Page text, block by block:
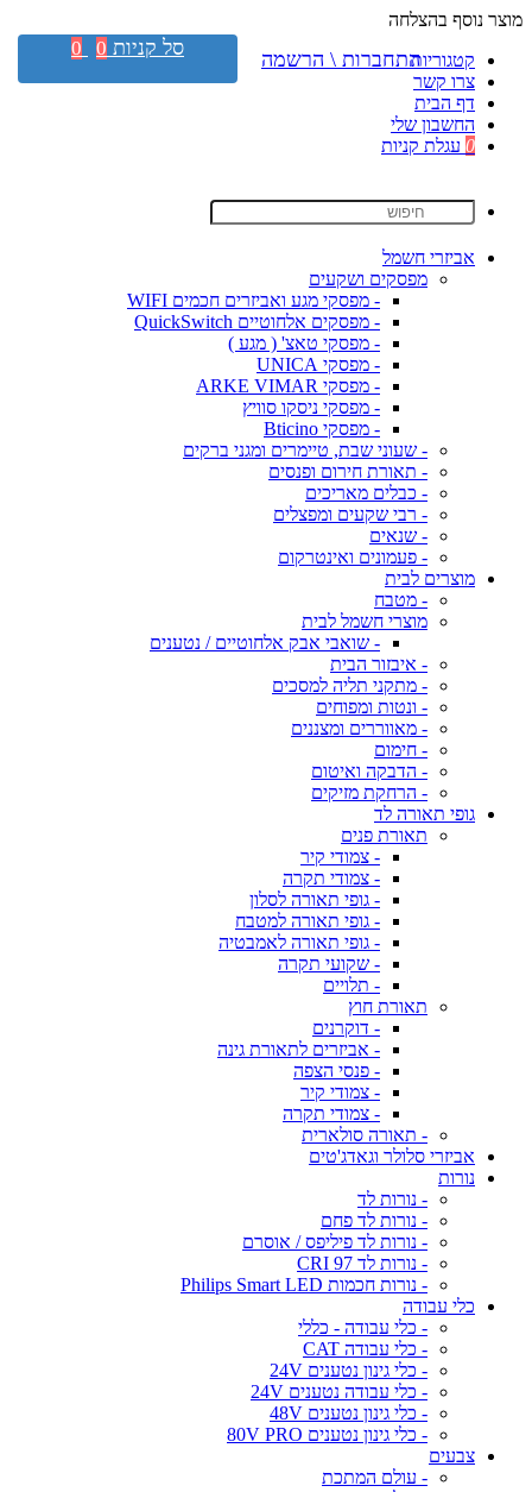
מוצר נוסף בהצלחה
קטגוריות
צרו קשר
דף הבית
החשבון שלי
0 עגלת קניות
אביזרי חשמל
מפסקים ושקעים
- מפסקי מגע ואביזרים חכמים WIFI
- מפסקים אלחוטיים QuickSwitch
- מפסקי טאצ' ( מגע )
- מפסקי UNICA
- מפסקי ARKE VIMAR
- מפסקי ניסקו סוויץ
- מפסקי Bticino
- שעוני שבת, טיימרים ומגני ברקים
- תאורת חירום ופנסים
- כבלים מאריכים
- רבי שקעים ומפצלים
- שנאים
- פעמונים ואינטרקום
מוצרים לבית
- מטבח
מוצרי חשמל לבית
- שואבי אבק אלחוטיים / נטענים
- איבזור הבית
- מתקני תליה למסכים
- ונטות ומפוחים
- מאווררים ומצננים
- חימום
- הדבקה ואיטום
- הרחקת מזיקים
גופי תאורה לד
תאורת פנים
- צמודי קיר
- צמודי תקרה
- גופי תאורה לסלון
- גופי תאורה למטבח
- גופי תאורה לאמבטיה
- שקועי תקרה
- תלויים
תאורת חוץ
- דוקרנים
- אביזרים לתאורת גינה
- פנסי הצפה
- צמודי קיר
- צמודי תקרה
- תאורה סולארית
אביזרי סלולר וגאדג'טים
נורות
- נורות לד
- נורות לד פחם
- נורות לד פיליפס / אוסרם
- נורות לד CRI 97
- נורות חכמות Philips Smart LED
כלי עבודה
- כלי עבודה - כללי
- כלי עבודה CAT
- כלי גינון נטענים 24V
- כלי עבודה נטענים 24V
- כלי גינון נטענים 48V
- כלי גינון נטענים 80V PRO
צבעים
- עולם המתכת
התחברות \ הרשמה סל קניות 0
0